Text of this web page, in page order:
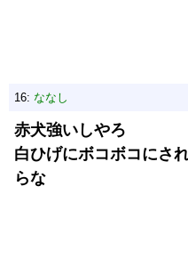
16: ななし
赤犬強いしやろ
白ひげにボコボコにさ
らな